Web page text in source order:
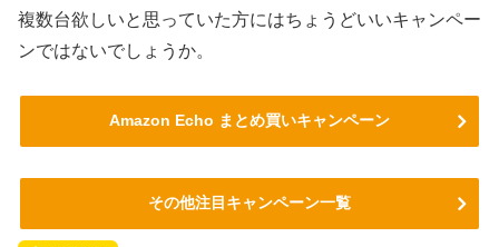
複数台欲しいと思っていた方にはちょうどいいキャンペー
ンではないでしょうか。
Amazon Echo まとめ買いキャンペーン
その他注目キャンペーン一覧